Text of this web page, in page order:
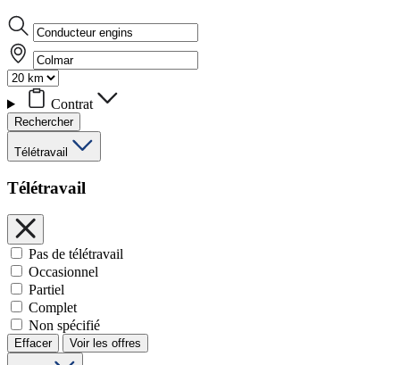
Contrat
Rechercher
Télétravail
Télétravail
Pas de télétravail
Occasionnel
Partiel
Complet
Non spécifié
Effacer Voir les offres